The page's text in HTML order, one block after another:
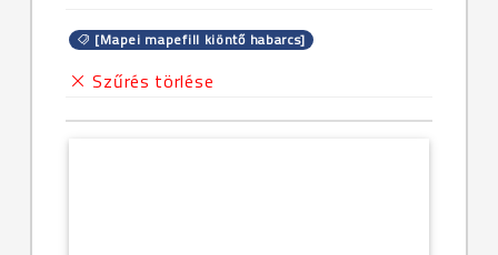
[Mapei mapefill kiöntő habarcs]
Szűrés törlése